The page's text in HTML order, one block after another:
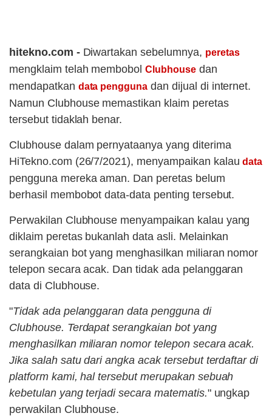
hitekno.com - Diwartakan sebelumnya, peretas
mengklaim telah membobolClubhousedan
mendapatkan data pengguna dan dijual di internet.
Namun Clubhouse memastikan klaim peretas
tersebut tidaklah benar.
Clubhouse dalam pernyataanya yang diterima
HiTekno.com (26/7/2021), menyampaikan kalaudata
pengguna mereka aman. Dan peretas belum
berhasil membobot data-data penting tersebut.
Perwakilan Clubhouse menyampaikan kalau yang
diklaim peretas bukanlah data asli. Melainkan
serangkaian bot yang menghasilkan miliaran nomor
telepon secara acak. Dan tidak ada pelanggaran
data di Clubhouse.
"Tidak ada pelanggaran data pengguna di
Clubhouse. Terdapat serangkaian bot yang
menghasilkan miliaran nomor telepon secara acak.
Jika salah satu dari angka acak tersebut terdaftar di
platform kami, hal tersebut merupakan sebuah
kebetulan yang terjadi secara matematis." ungkap
perwakilan Clubhouse.